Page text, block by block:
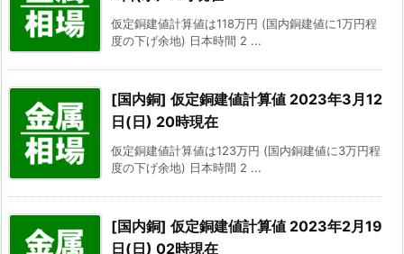
仮定銅建値計算値は118万円 (国内銅建値に1万円程
度の下げ余地) 日本時間 2 ...
[国内銅] 仮定銅建値計算値 2023年3月12
日(日) 20時現在
仮定銅建値計算値は123万円 (国内銅建値に3万円程
度の下げ余地) 日本時間 2 ...
[国内銅] 仮定銅建値計算値 2023年2月19
日(日) 02時現在